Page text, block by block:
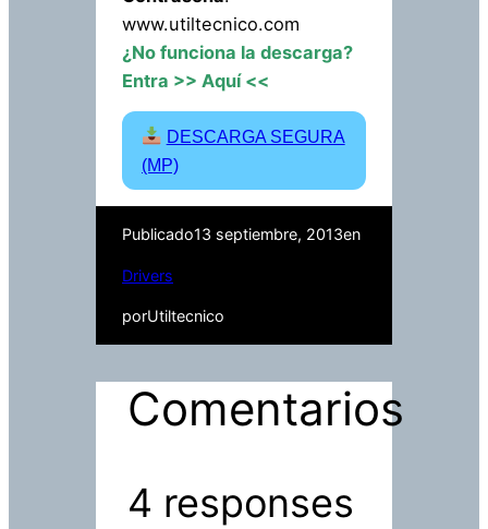
www.utiltecnico.com
¿No funciona la descarga?
Entra >> Aquí <<
DESCARGA SEGURA
(MP)
Publicado13 septiembre, 2013en
Drivers
porUtiltecnico
Comentarios
4 responses